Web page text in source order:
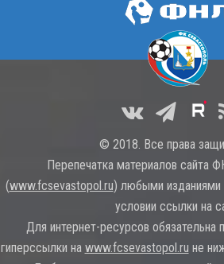
© 2018. Все права
Перепечатка материалов сайта
(www.fcsevastopol.ru) любыми изданиями
условии ссылки на
Для интернет-ресурсов обязательна
гиперссылки на www.fcsevastopol.ru не